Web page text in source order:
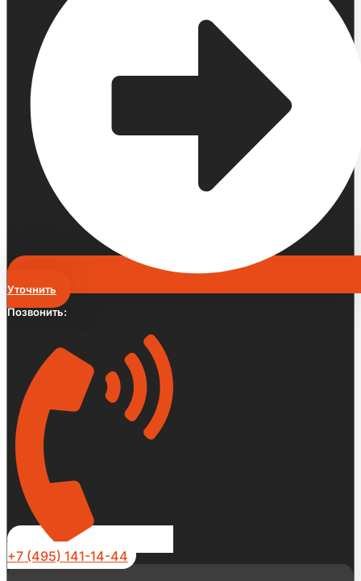
Уточнить
Позвонить:
+7 (495) 141-14-44